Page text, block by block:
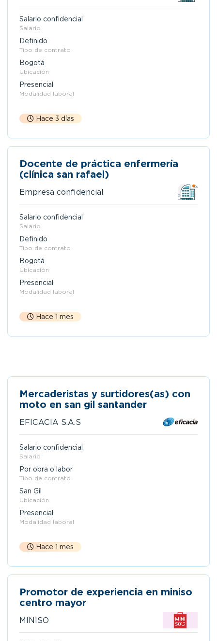
Salario confidencial
Salario
Definido
Tipo de contrato
Bogotá
Ubicación
Presencial
Modalidad laboral
Hace 3 días
Docente de práctica enfermería
(clínica san rafael)
Empresa confidencial
Salario confidencial
Salario
Definido
Tipo de contrato
Bogotá
Ubicación
Presencial
Modalidad laboral
Hace 1 mes
Mercaderistas y surtidores(as) con
moto en san gil santander
EFICACIA S.A.S
Salario confidencial
Salario
Por obra o labor
Tipo de contrato
San Gil
Ubicación
Presencial
Modalidad laboral
Hace 1 mes
Promotor de experiencia en miniso
centro mayor
MINISO